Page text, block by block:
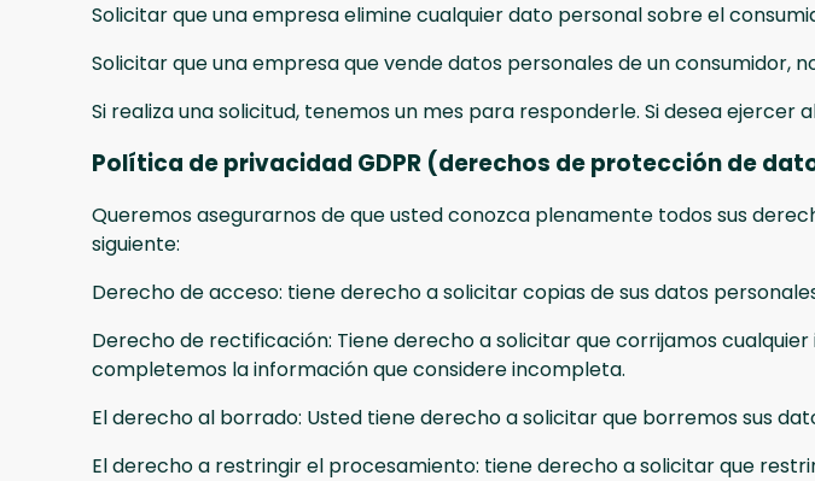
Solicitar que una empresa elimine cualquier dato personal sobre el
Solicitar que una empresa que vende datos personales de un consumidor,
Si realiza una solicitud, tenemos un mes para responderle. Si desea
Política de privacidad GDPR (derechos de protección de
Queremos asegurarnos de que usted conozca plenamente todos sus
siguiente:
Derecho de acceso: tiene derecho a solicitar copias de sus datos
Derecho de rectificación: Tiene derecho a solicitar que corrijamos
completemos la información que considere incompleta.
El derecho al borrado: Usted tiene derecho a solicitar que borremos sus
El derecho a restringir el procesamiento: tiene derecho a solicitar que